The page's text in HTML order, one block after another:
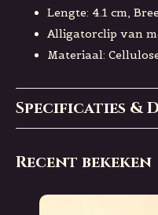
Lengte: 4.1 cm,
Alligatorclip van
Materiaal:
Specificaties &
Recent bekeken